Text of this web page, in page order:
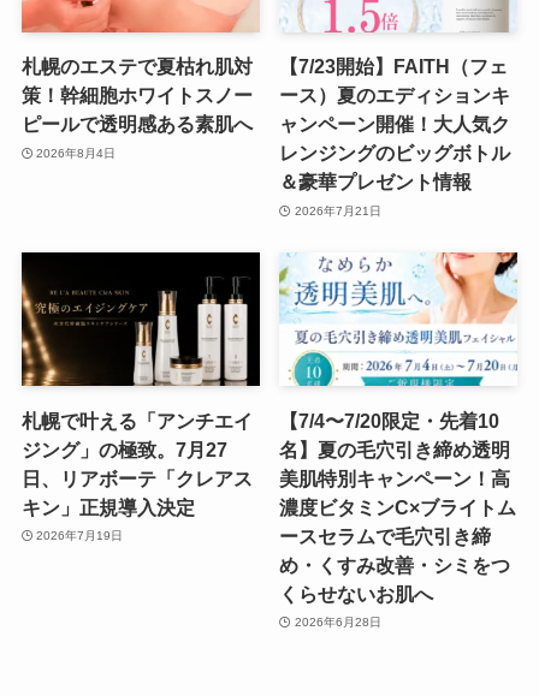
札幌のエステで夏枯れ肌対
策！幹細胞ホワイトスノー
ピールで透明感ある素肌へ
2026年8月4日
【7/23開始】FAITH（フェ
ース）夏のエディションキ
ャンペーン開催！大人気ク
レンジングのビッグボトル
＆豪華プレゼント情報
2026年7月21日
札幌で叶える「アンチエイ
ジング」の極致。7月27
日、リアボーテ「クレアス
キン」正規導入決定
2026年7月19日
【7/4〜7/20限定・先着10
名】夏の毛穴引き締め透明
美肌特別キャンペーン！高
濃度ビタミンC×ブライトム
ースセラムで毛穴引き締
め・くすみ改善・シミをつ
くらせないお肌へ
2026年6月28日